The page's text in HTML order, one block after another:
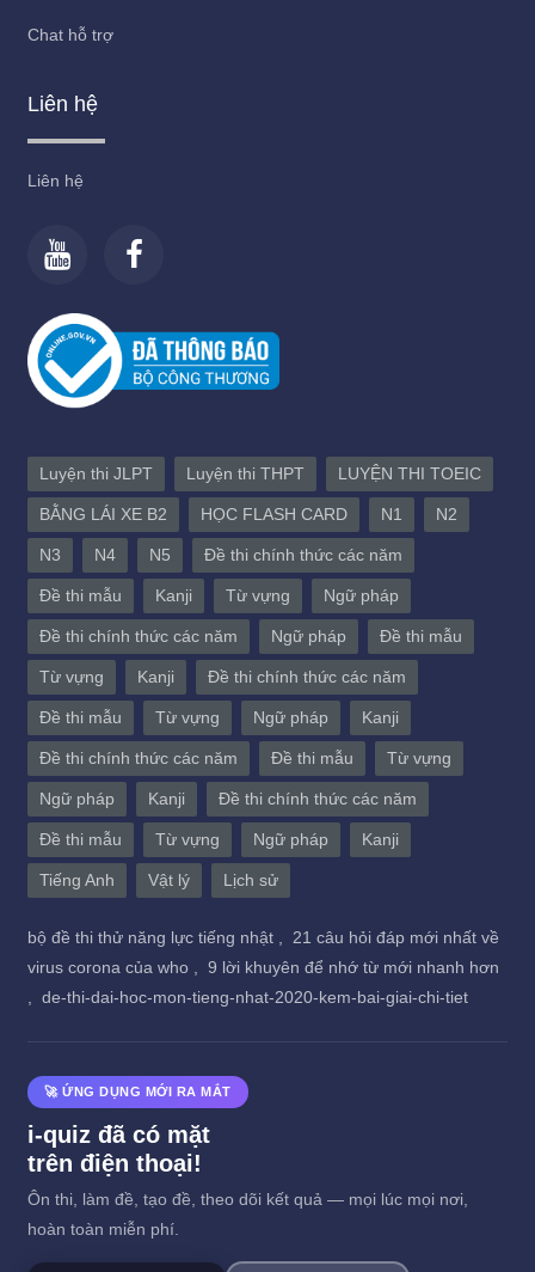
Chat hỗ trợ
Liên hệ
Liên hệ
Luyện thi JLPT Luyện thi THPT LUYỆN THI TOEIC
BẰNG LÁI XE B2 HỌC FLASH CARD N1 N2
N3 N4 N5 Đề thi chính thức các năm
Đề thi mẫu Kanji Từ vựng Ngữ pháp
Đề thi chính thức các năm Ngữ pháp Đề thi mẫu
Từ vựng Kanji Đề thi chính thức các năm
Đề thi mẫu Từ vựng Ngữ pháp Kanji
Đề thi chính thức các năm Đề thi mẫu Từ vựng
Ngữ pháp Kanji Đề thi chính thức các năm
Đề thi mẫu Từ vựng Ngữ pháp Kanji
Tiếng Anh Vật lý Lịch sử
bộ đề thi thử năng lực tiếng nhật ,
21 câu hỏi đáp mới nhất về
virus corona của who ,
9 lời khuyên để nhớ từ mới nhanh hơn
de-thi-dai-hoc-mon-tieng-nhat-2020-kem-bai-giai-chi-tiet
🚀 ỨNG DỤNG MỚI RA MẮT
i-quiz đã có mặt
trên điện thoại!
Ôn thi, làm đề, tạo đề, theo dõi kết quả — mọi lúc mọi nơi,
hoàn toàn miễn phí.